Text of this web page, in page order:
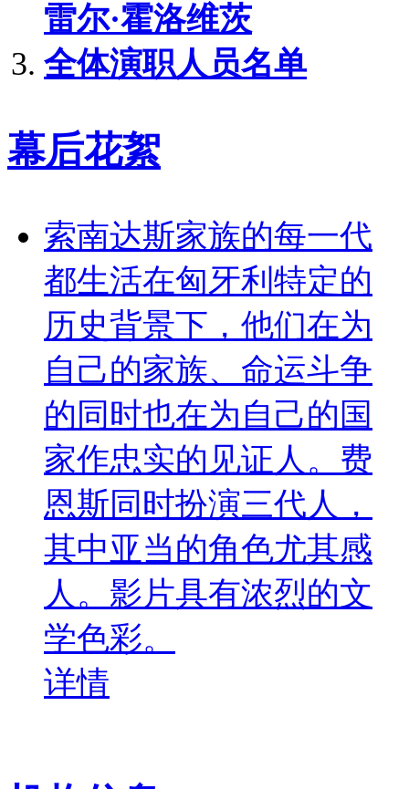
雷尔·霍洛维茨
全体演职人员名单
幕后花絮
索南达斯家族的每一代
都生活在匈牙利特定的
历史背景下，他们在为
自己的家族、命运斗争
的同时也在为自己的国
家作忠实的见证人。费
恩斯同时扮演三代人，
其中亚当的角色尤其感
人。影片具有浓烈的文
学色彩。
详情